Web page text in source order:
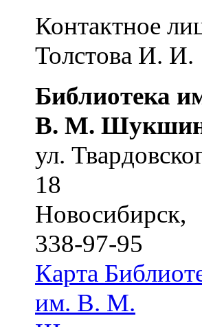
Контактное
Толстова И. И.
Библиотека
В. М.
ул.
18
Новосибирск,
338-97-95
Карта
им. В. М.